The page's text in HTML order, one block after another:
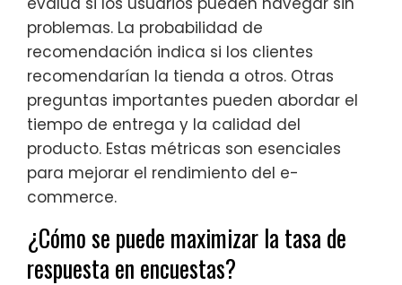
problemas. La probabilidad de
recomendación indica si los clientes
recomendarían la tienda a otros. Otras
preguntas importantes pueden abordar el
tiempo de entrega y la calidad del
producto. Estas métricas son esenciales
para mejorar el rendimiento del e-
commerce.
¿Cómo se puede maximizar la tasa de
respuesta en encuestas?